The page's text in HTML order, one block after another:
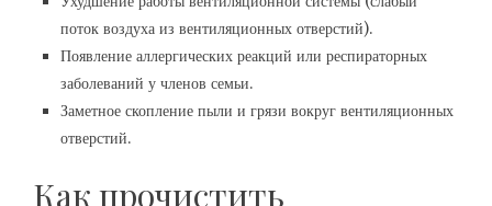
поток воздуха из вентиляционных отверстий).
Появление аллергических реакций или респираторных
заболеваний у членов семьи.
Заметное скопление пыли и грязи вокруг вентиляционных
отверстий.
Как прочистить